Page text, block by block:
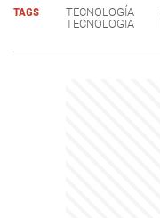
TAGS TECNOLOGÍA
TECNOLOGIA